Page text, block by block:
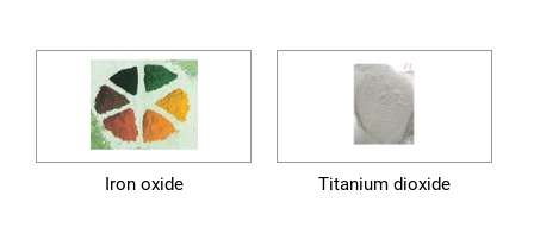
Iron oxide Titanium dioxide